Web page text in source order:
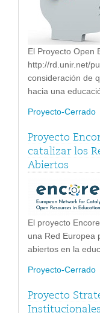
El Proyecto Open
http://rd.unir.net/
consideración de
hacia una
Proyecto-Cerrado
Proyecto
catalizar los
Abiertos
El proyecto
una Red Europea
abiertos en la
Proyecto-Cerrado
Proyecto